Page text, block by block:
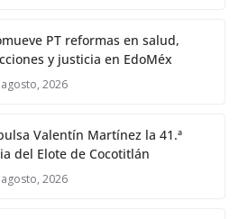
PT reformas en salud,
y justicia en EdoMéx
2026
Valentín Martínez la 41.ª
del Elote de Cocotitlán
2026